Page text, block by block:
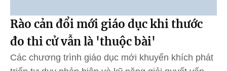
Rào cản đổi mới giáo dục khi thước
đo thi cử vẫn là 'thuộc bài'
Các chương trình giáo dục mới khuyến khích phát